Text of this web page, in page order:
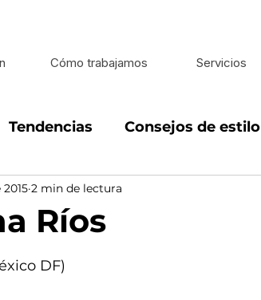
Cómo trabajamos Servicios
Tendencias Consejos de estilo
Estilo de vida
Ríos
2 min de lectura
DF)